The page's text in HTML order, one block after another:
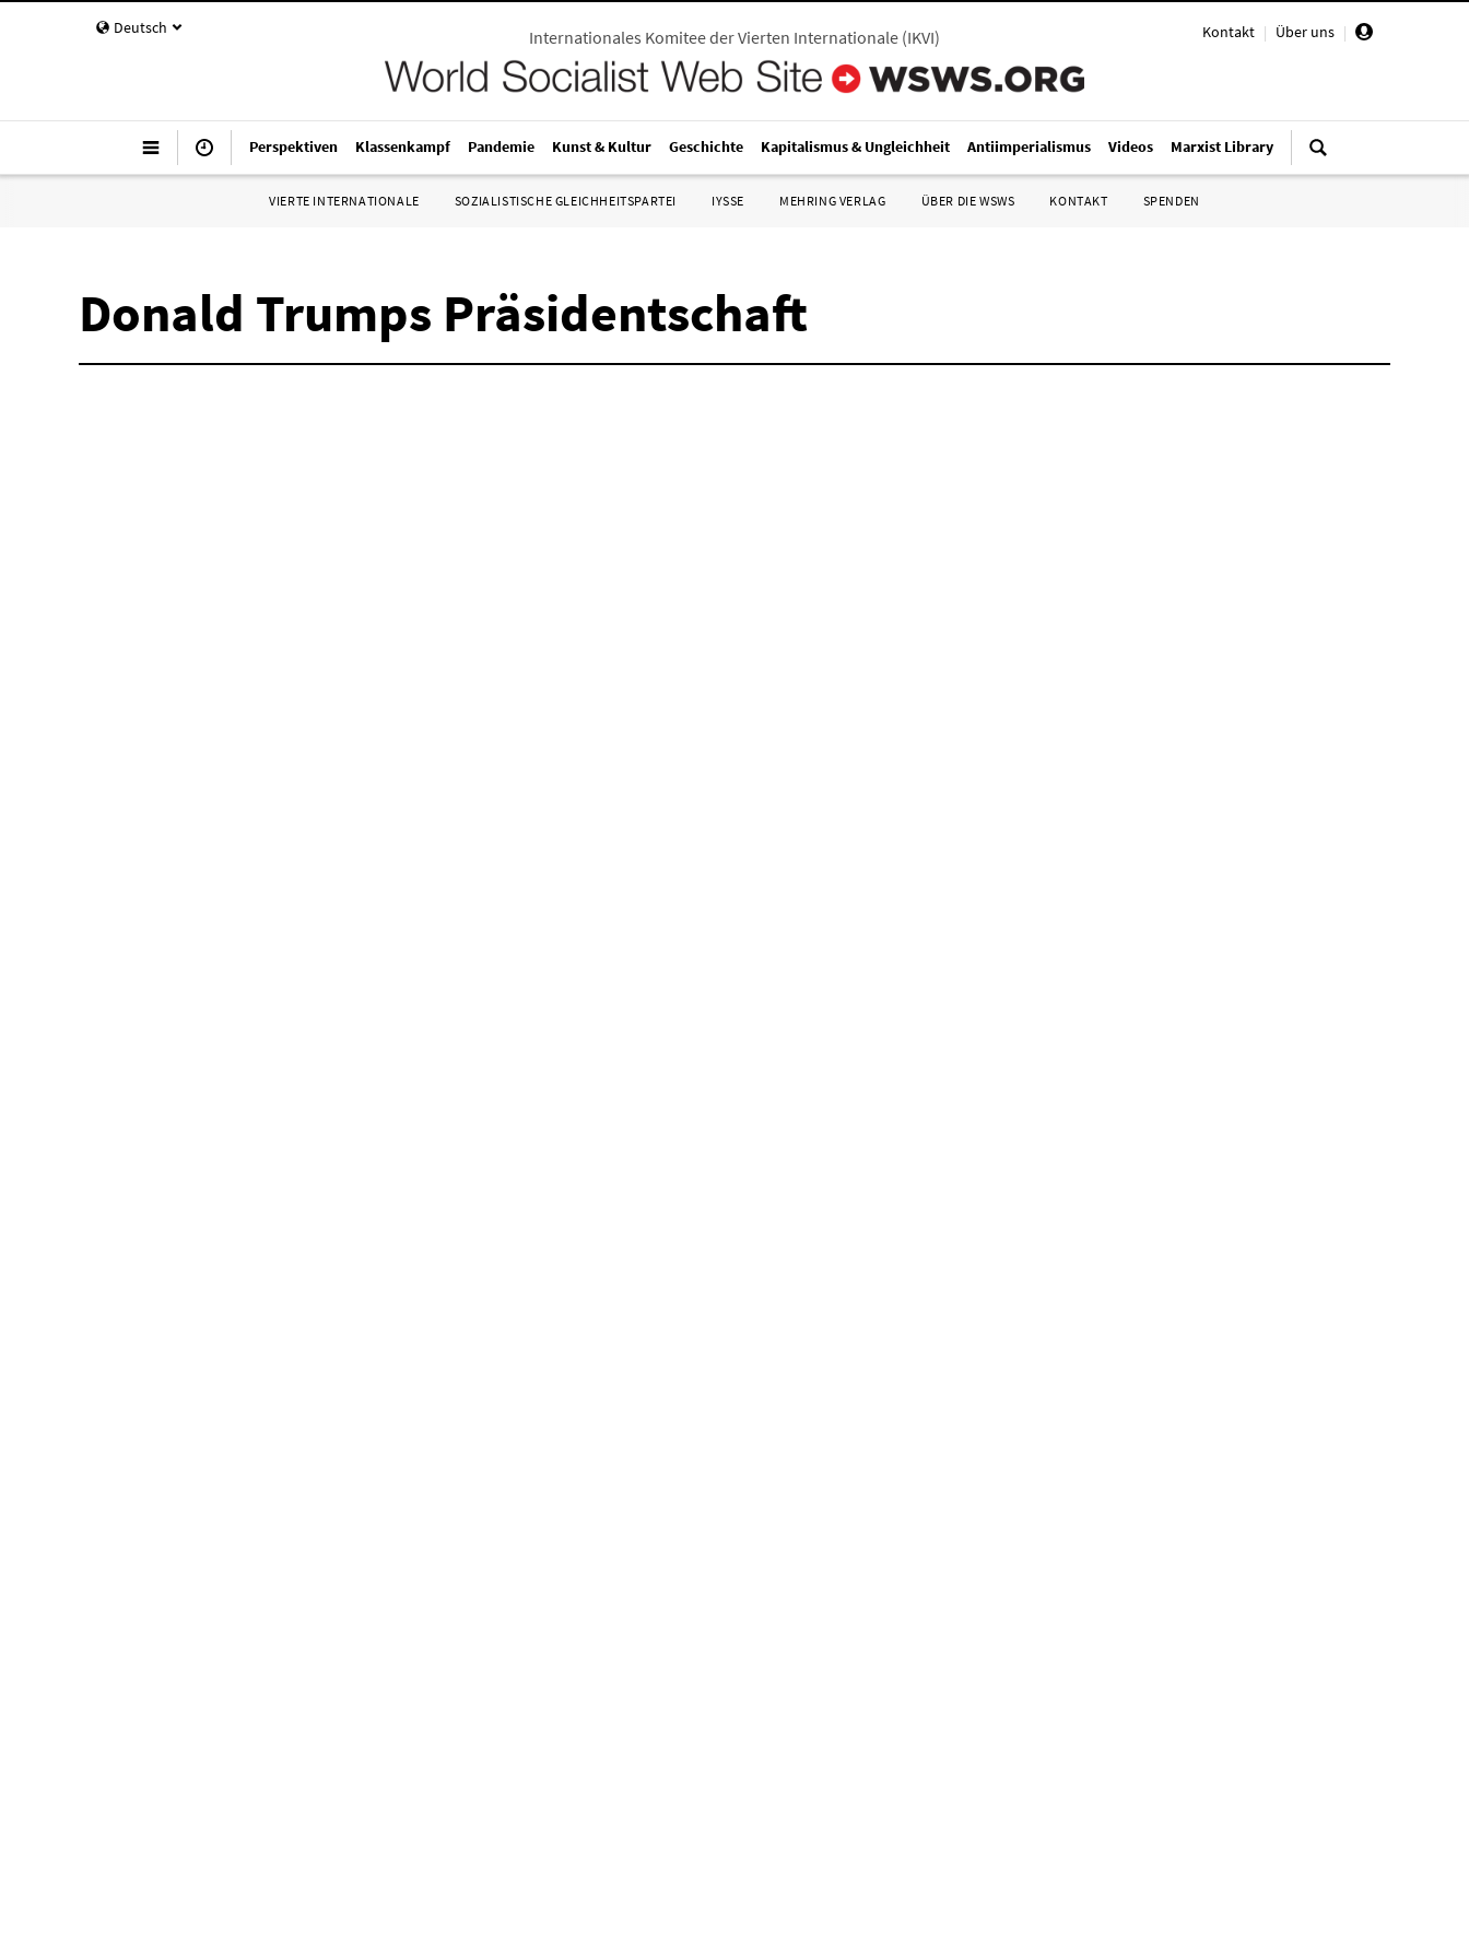
Deutsch Kontakt | Über uns |
Internationales Komitee der Vierten Internationale (IKVI)
Perspektiven Klassenkampf Pandemie Kunst & Kultur Geschichte Kapitalismus & Ungleichheit Antiimperialismus Videos Marxist Library
VIERTE INTERNATIONALE SOZIALISTISCHE GLEICHHEITSPARTEI IYSSE MEHRING VERLAG ÜBER DIE WSWS KONTAKT SPENDEN
Donald Trumps Präsidentschaft